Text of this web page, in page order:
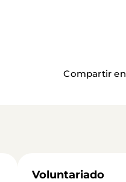
Compartir en
Voluntariado